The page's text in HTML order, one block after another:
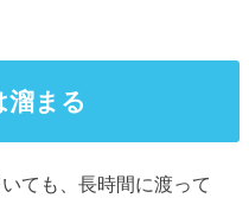
溜まる
ても、長時間に渡って